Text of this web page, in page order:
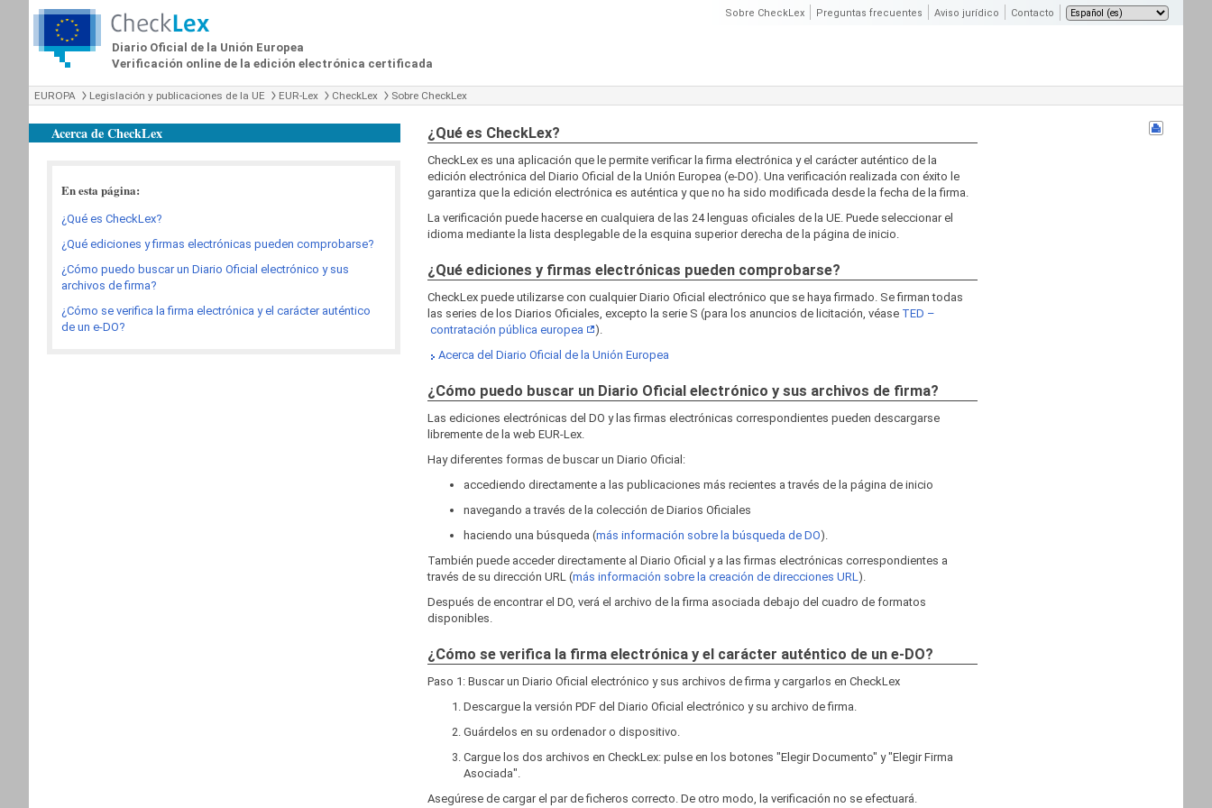
Diario Oficial de la Unión Europea
Verificación online de la edición electrónica certificada
Sobre CheckLex Preguntas frecuentes Aviso jurídico Contacto
EUROPA Legislación y publicaciones de la UE EUR-Lex CheckLex Sobre CheckLex
Acerca de CheckLex
En esta página:
¿Qué es CheckLex?
¿Qué ediciones y firmas electrónicas pueden comprobarse?
¿Cómo puedo buscar un Diario Oficial electrónico y sus
archivos de firma?
¿Cómo se verifica la firma electrónica y el carácter auténtico
de un e-DO?
¿Qué es CheckLex?
CheckLex es una aplicación que le permite verificar la firma electrónica y el carácter auténtico de la
edición electrónica del Diario Oficial de la Unión Europea (e-DO). Una verificación realizada con éxito le
garantiza que la edición electrónica es auténtica y que no ha sido modificada desde la fecha de la firma.
La verificación puede hacerse en cualquiera de las 24 lenguas oficiales de la UE. Puede seleccionar el
idioma mediante la lista desplegable de la esquina superior derecha de la página de inicio.
¿Qué ediciones y firmas electrónicas pueden comprobarse?
CheckLex puede utilizarse con cualquier Diario Oficial electrónico que se haya firmado. Se firman todas
las series de los Diarios Oficiales, excepto la serie S (para los anuncios de licitación, véase TED –
contratación pública europea
).
Acerca del Diario Oficial de la Unión Europea
¿Cómo puedo buscar un Diario Oficial electrónico y sus archivos de firma?
Las ediciones electrónicas del DO y las firmas electrónicas correspondientes pueden descargarse
libremente de la web EUR‑Lex.
Hay diferentes formas de buscar un Diario Oficial:
accediendo directamente a las publicaciones más recientes a través de la página de inicio
navegando a través de la colección de Diarios Oficiales
haciendo una búsqueda (más información sobre la búsqueda de DO).
También puede acceder directamente al Diario Oficial y a las firmas electrónicas correspondientes a
través de su dirección URL (más información sobre la creación de direcciones URL).
Después de encontrar el DO, verá el archivo de la firma asociada debajo del cuadro de formatos
disponibles.
¿Cómo se verifica la firma electrónica y el carácter auténtico de un e-DO?
Paso 1: Buscar un Diario Oficial electrónico y sus archivos de firma y cargarlos en CheckLex
Descargue la versión PDF del Diario Oficial electrónico y su archivo de firma.
Guárdelos en su ordenador o dispositivo.
Cargue los dos archivos en CheckLex: pulse en los botones "Elegir Documento" y "Elegir Firma
Asociada".
Asegúrese de cargar el par de ficheros correcto. De otro modo, la verificación no se efectuará.